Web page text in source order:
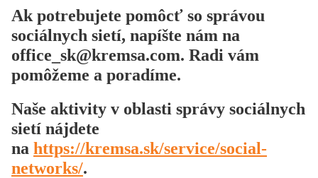
Ak potrebujete pomôcť so správou
sociálnych sietí, napíšte nám na
office_sk@kremsa.com. Radi vám
pomôžeme a poradíme.
Naše aktivity v oblasti správy sociálnych
sietí nájdete
na https://kremsa.sk/service/social-
networks/.